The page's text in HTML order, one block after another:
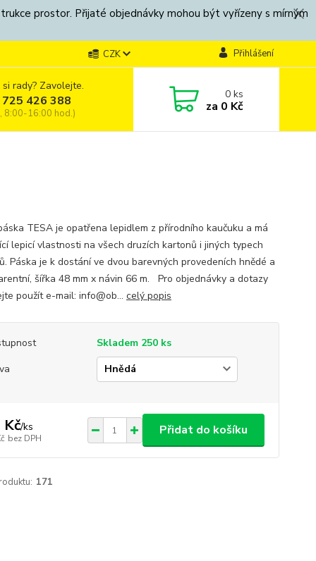
prostor. Přijaté objednávky mohou být vyřízeny s mírným
CZK Přihlášení
rady? Zavolejte.
426 388
8:00-16:00 hod.)
0ks
za 0 Kč
TESA je opatřena lepidlem z přírodního kaučuku a má
lepicí vlastnosti na všech druzích kartonů i jiných typech
Páska je k dostání ve dvou barevných provedeních hnědé a
šířka 48 mm x návin 66 m. Pro objednávky a dotazy
použít e-mail: info@ob... celý popis
Skladem 250 ks
Kč/ks
bez DPH
Přidat do košíku
171